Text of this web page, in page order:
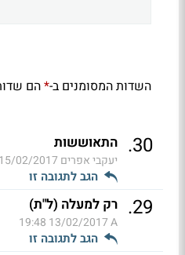
השדות המסומנים ב-*הם
30
. התאוששות
יעקבי אפרים 15/02/2017 14:25
הגב לתגובה זו
29
. רק למעלה (ל"ת)
A
13/02/2017 19:48
הגב לתגובה זו